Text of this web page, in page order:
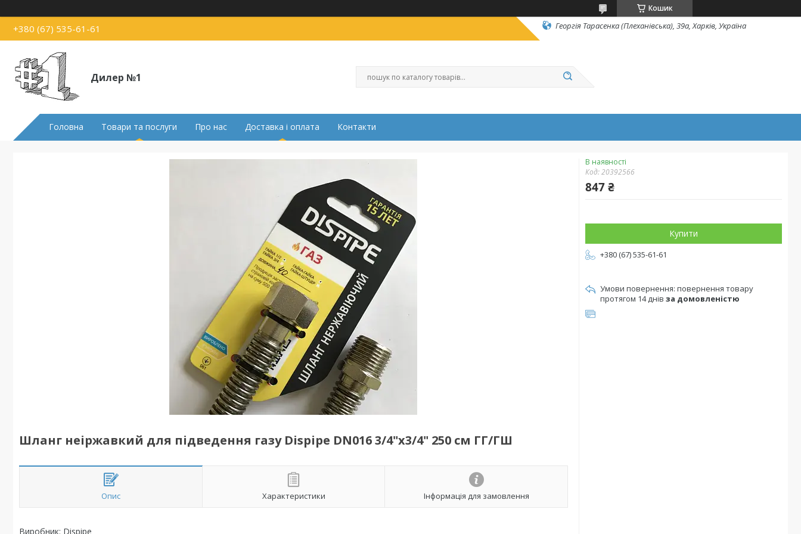
Кошик
+380 (67) 535-61-61 Георгія Тарасенка (Плеханівська), 39а, Харків, Україна
Дилер №1
Головна Товари та послуги Про нас Доставка і оплата Контакти
Шланг неіржавкий для підведення газу Dispipe DN016 3/4"х3/4" 250 см ГГ/ГШ
Опис Характеристики Інформація для замовлення
Виробник: Dispipe
В наявності
Код:20392566
847 ₴
Купити
+380 (67) 535-61-61
повернення товару
протягом 14 днів за домовленістю